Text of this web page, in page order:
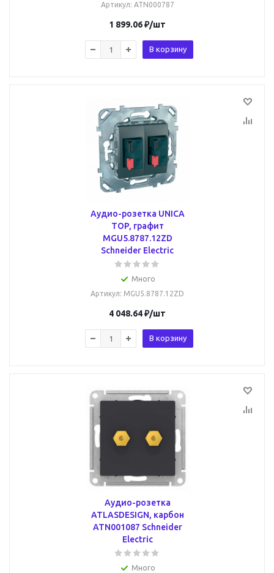
Артикул: ATN000787
1 899.06₽/шт
В корзину
Аудио-розетка UNICA
TOP, графит
MGU5.8787.12ZD
Schneider Electric
Много
Артикул: MGU5.8787.12ZD
4 048.64₽/шт
В корзину
Аудио-розетка
ATLASDESIGN, карбон
ATN001087 Schneider
Electric
Много